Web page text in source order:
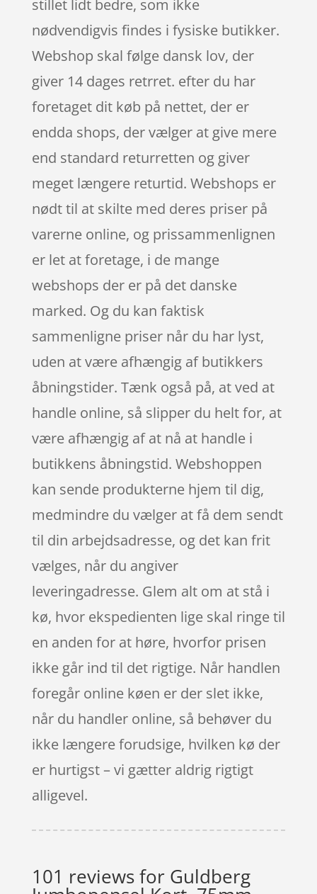
stillet lidt bedre, som ikke
nødvendigvis findes i fysiske butikker.
Webshop skal følge dansk lov, der
giver 14 dages retrret. efter du har
foretaget dit køb på nettet, der er
endda shops, der vælger at give mere
end standard returretten og giver
meget længere returtid. Webshops er
nødt til at skilte med deres priser på
varerne online, og prissammenlignen
er let at foretage, i de mange
webshops der er på det danske
marked. Og du kan faktisk
sammenligne priser når du har lyst,
uden at være afhængig af butikkers
åbningstider. Tænk også på, at ved at
handle online, så slipper du helt for, at
være afhængig af at nå at handle i
butikkens åbningstid. Webshoppen
kan sende produkterne hjem til dig,
medmindre du vælger at få dem sendt
til din arbejdsadresse, og det kan frit
vælges, når du angiver
leveringadresse. Glem alt om at stå i
kø, hvor ekspedienten lige skal ringe til
en anden for at høre, hvorfor prisen
ikke går ind til det rigtige. Når handlen
foregår online køen er der slet ikke,
når du handler online, så behøver du
ikke længere forudsige, hvilken kø der
er hurtigst – vi gætter aldrig rigtigt
alligevel.
101 reviews for Guldberg